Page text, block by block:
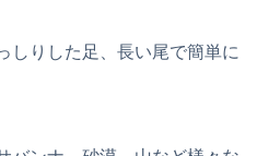
しりした足、長い尾で簡単に